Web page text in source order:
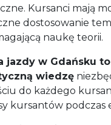
Kursanci mają
dostosowanie
naukę teorii.
jazdy w Gdańsku
wiedzę
do każdego
kursantów podczas